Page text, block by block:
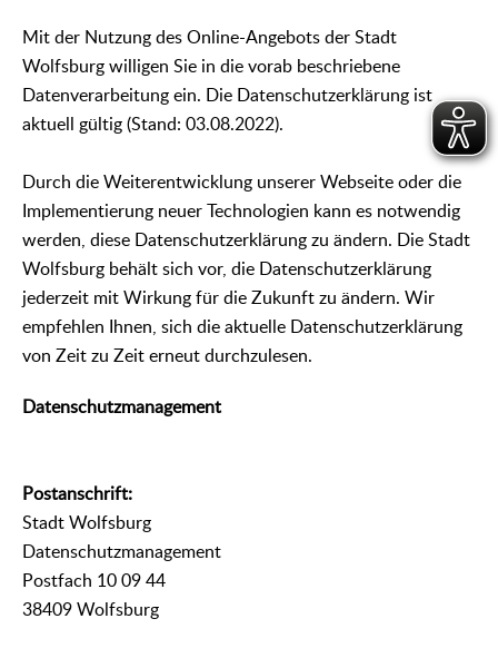
Mit der Nutzung des Online-Angebots der Stadt
Wolfsburg willigen Sie in die vorab beschriebene
Datenverarbeitung ein. Die Datenschutzerklärung ist
aktuell gültig (Stand: 03.08.2022).
Durch die Weiterentwicklung unserer Webseite oder die
Implementierung neuer Technologien kann es notwendig
werden, diese Datenschutzerklärung zu ändern. Die Stadt
Wolfsburg behält sich vor, die Datenschutzerklärung
jederzeit mit Wirkung für die Zukunft zu ändern. Wir
empfehlen Ihnen, sich die aktuelle Datenschutzerklärung
von Zeit zu Zeit erneut durchzulesen.
Datenschutzmanagement
Postanschrift:
Stadt Wolfsburg
Datenschutzmanagement
Postfach 10 09 44
38409 Wolfsburg